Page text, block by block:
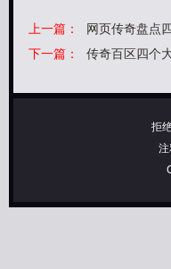
上一篇：
网页传奇盘点
下一篇：
传奇百区四个
拒